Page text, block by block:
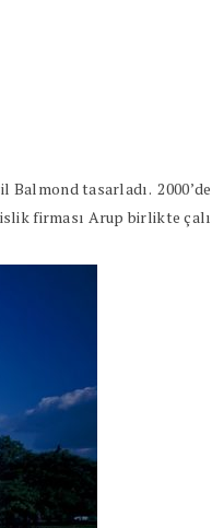
Balmond tasarladı.
firması Arup birlikte